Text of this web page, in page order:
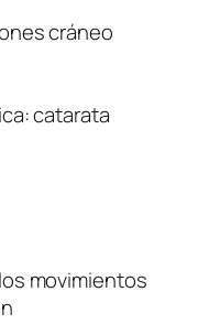
cráneo
catarata
movimientos